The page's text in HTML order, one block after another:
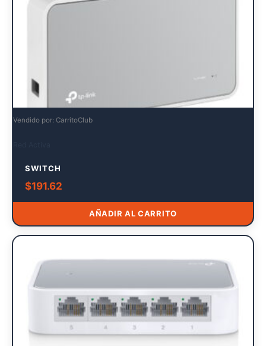
Vendido por: CarritoClub
SWITCH
$191.62
AÑADIR AL CARRITO